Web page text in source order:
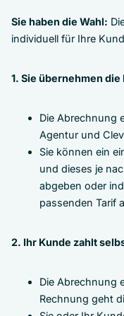
Sie haben die Wahl:
individuell für Ihre
1. Sie übernehmen die
Die Abrechnung
Agentur und
Sie können ein
und dieses je
abgeben oder
passenden Tarif
2. Ihr Kunde zahlt
Die Abrechnung
Rechnung geht